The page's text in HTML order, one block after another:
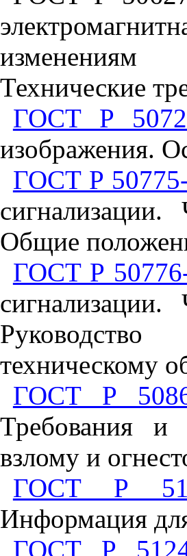
изменениям
Технические
ГОСТ Р
изображения.
ГОСТ Р
Общие
ГОСТ Р
техническому
ГОСТ Р
Требования и
взлому и
ГОСТ Р
Информация
ГОСТ Р